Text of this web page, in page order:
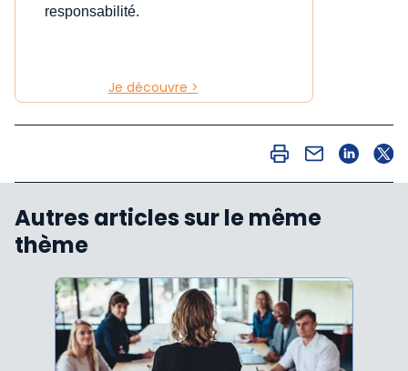
responsabilité.
Je découvre >
Autres articles sur le même
thème